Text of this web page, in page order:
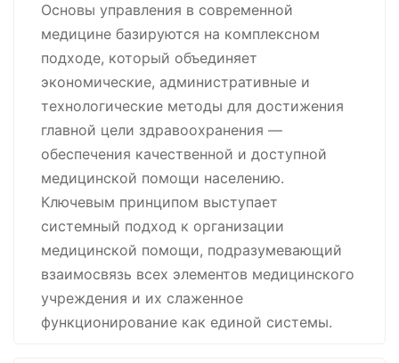
Основы управления в современной
медицине базируются на комплексном
подходе, который объединяет
экономические, административные и
технологические методы для достижения
главной цели здравоохранения —
обеспечения качественной и доступной
медицинской помощи населению.
Ключевым принципом выступает
системный подход к организации
медицинской помощи, подразумевающий
взаимосвязь всех элементов медицинского
учреждения и их слаженное
функционирование как единой системы.